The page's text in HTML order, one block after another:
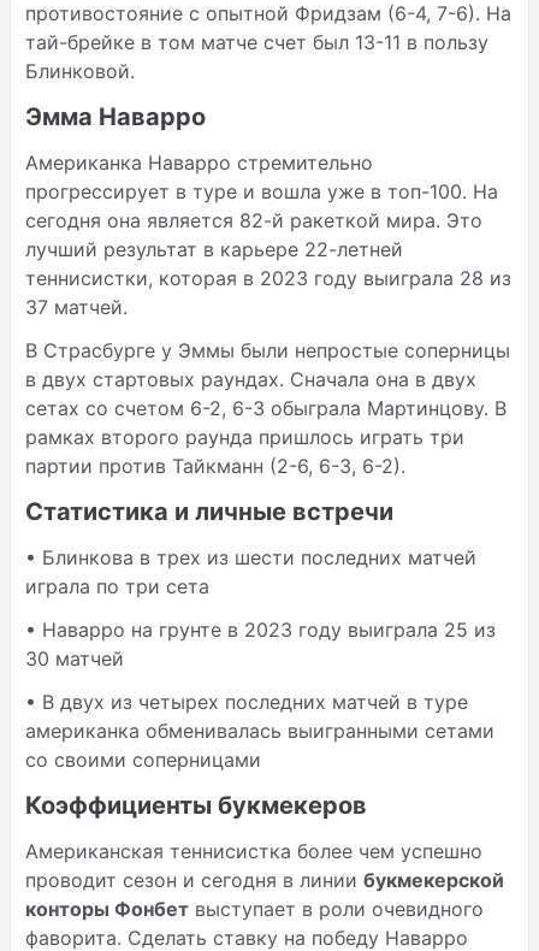
противостояние с опытной Фридзам (6-4, 7-6). На
тай-брейке в том матче счет был 13-11 в пользу
Блинковой.
Эмма Наварро
Американка Наварро стремительно
прогрессирует в туре и вошла уже в топ-100. На
сегодня она является 82-й ракеткой мира. Это
лучший результат в карьере 22-летней
теннисистки, которая в 2023 году выиграла 28 из
37 матчей.
В Страсбурге у Эммы были непростые соперницы
в двух стартовых раундах. Сначала она в двух
сетах со счетом 6-2, 6-3 обыграла Мартинцову. В
рамках второго раунда пришлось играть три
партии против Тайкманн (2-6, 6-3, 6-2).
Статистика и личные встречи
• Блинкова в трех из шести последних матчей
играла по три сета
• Наварро на грунте в 2023 году выиграла 25 из
30 матчей
• В двух из четырех последних матчей в туре
американка обменивалась выигранными сетами
со своими соперницами
Коэффициенты букмекеров
Американская теннисистка более чем успешно
проводит сезон и сегодня в линии букмекерской
конторы Фонбет выступает в роли очевидного
фаворита. Сделать ставку на победу Наварро